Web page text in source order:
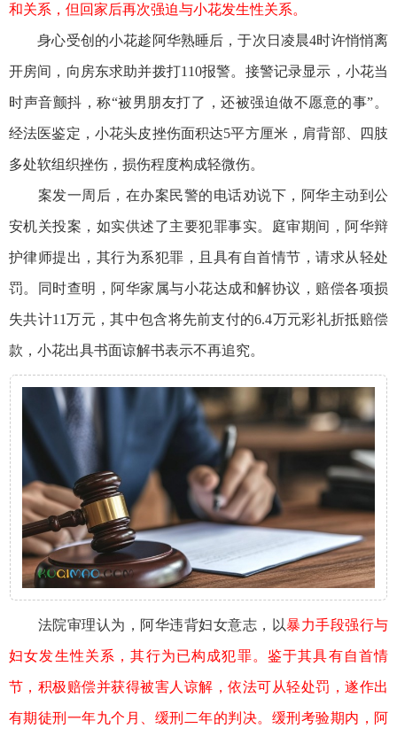
和关系，但回家后再次强迫与小花发生性关系。
身心受创的小花趁阿华熟睡后，于次日凌晨4时许悄悄离
开房间，向房东求助并拨打110报警。接警记录显示，小花当
时声音颤抖，称“被男朋友打了，还被强迫做不愿意的事”。
经法医鉴定，小花头皮挫伤面积达5平方厘米，肩背部、四肢
多处软组织挫伤，损伤程度构成轻微伤。
案发一周后，在办案民警的电话劝说下，阿华主动到公
安机关投案，如实供述了主要犯罪事实。庭审期间，阿华辩
护律师提出，其行为系犯罪，且具有自首情节，请求从轻处
罚。同时查明，阿华家属与小花达成和解协议，赔偿各项损
失共计11万元，其中包含将先前支付的6.4万元彩礼折抵赔偿
款，小花出具书面谅解书表示不再追究。
法院审理认为，阿华违背妇女意志，以暴力手段强行与
妇女发生性关系，其行为已构成犯罪。鉴于其具有自首情
节，积极赔偿并获得被害人谅解，依法可从轻处罚，遂作出
有期徒刑一年九个月、缓刑二年的判决。缓刑考验期内，阿